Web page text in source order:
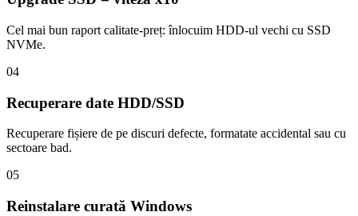
Cel mai bun raport calitate-preț: înlocuim HDD-ul vechi cu SSD
NVMe.
04
Recuperare date HDD/SSD
Recuperare fișiere de pe discuri defecte, formatate accidental sau cu
sectoare bad.
05
Reinstalare curată Windows